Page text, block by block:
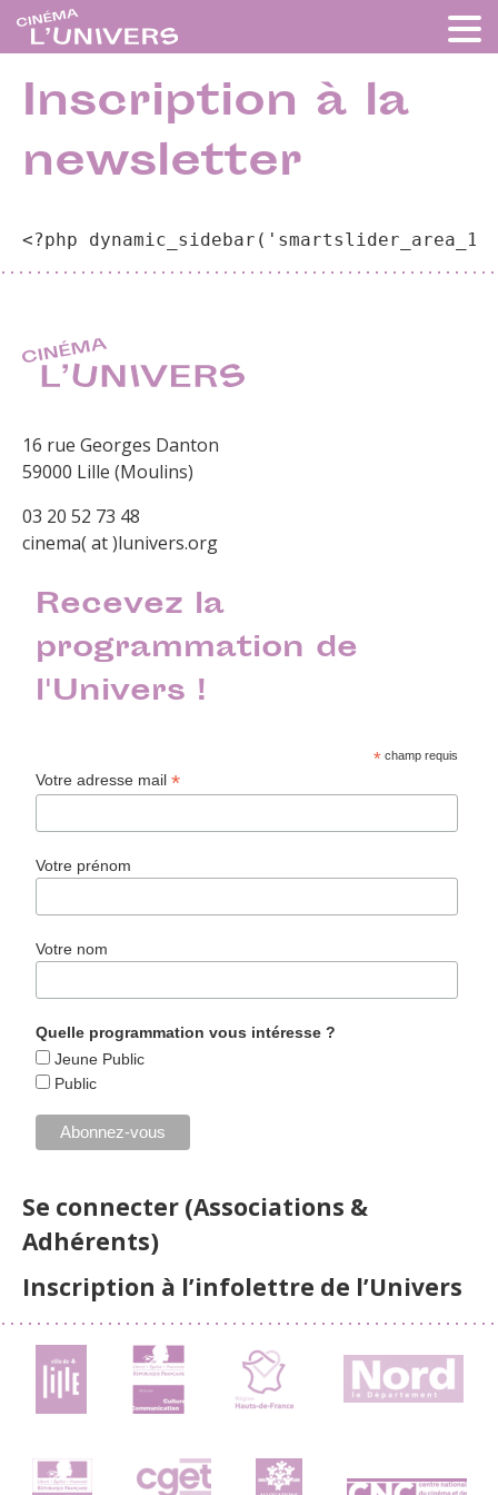
Inscription à la
newsletter
<?php
16 rue Georges Danton
59000 Lille (Moulins)
03 20 52 73 48
cinema( at )lunivers.org
Recevez la
programmation de
l'Univers !
* champ requis
Votre adresse mail*
Votre prénom
Votre nom
Quelle programmation vous intéresse ?
Jeune Public
Public
Se connecter (Associations &
Adhérents)
Inscription à l’infolettre de l’Univers